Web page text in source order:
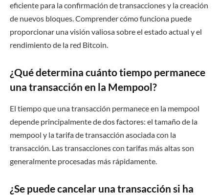
eficiente para la confirmación de transacciones y la creación
de nuevos bloques. Comprender cómo funciona puede
proporcionar una visión valiosa sobre el estado actual y el
rendimiento de la red Bitcoin.
¿Qué determina cuánto tiempo permanece
una transacción en la Mempool?
El tiempo que una transacción permanece en la mempool
depende principalmente de dos factores: el tamaño de la
mempool y la tarifa de transacción asociada con la
transacción. Las transacciones con tarifas más altas son
generalmente procesadas más rápidamente.
¿Se puede cancelar una transacción si ha